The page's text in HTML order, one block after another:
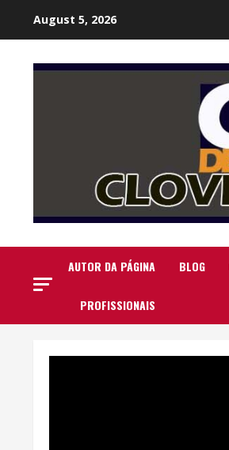
August 5, 2026
AUTOR DA PÁGINA BLOG
PROFISSIONAIS